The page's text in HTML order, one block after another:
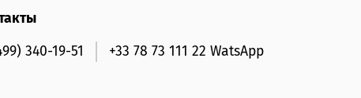
340-19-51
+33 78 73 111 22 WatsApp